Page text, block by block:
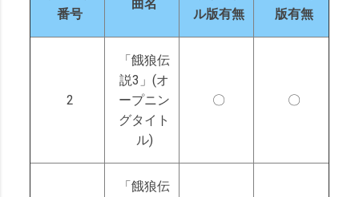
番号
曲名
ル版有無
版有無
2
「餓狼伝
説3」(オ
ープニン
グタイト
ル)
〇 〇
「餓狼伝